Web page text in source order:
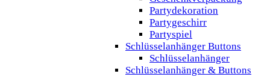
Partydekoration
Partygeschirr
Partyspiel
Schlüsselanhänger Buttons
Schlüsselanhänger
Schlüsselanhänger & Buttons